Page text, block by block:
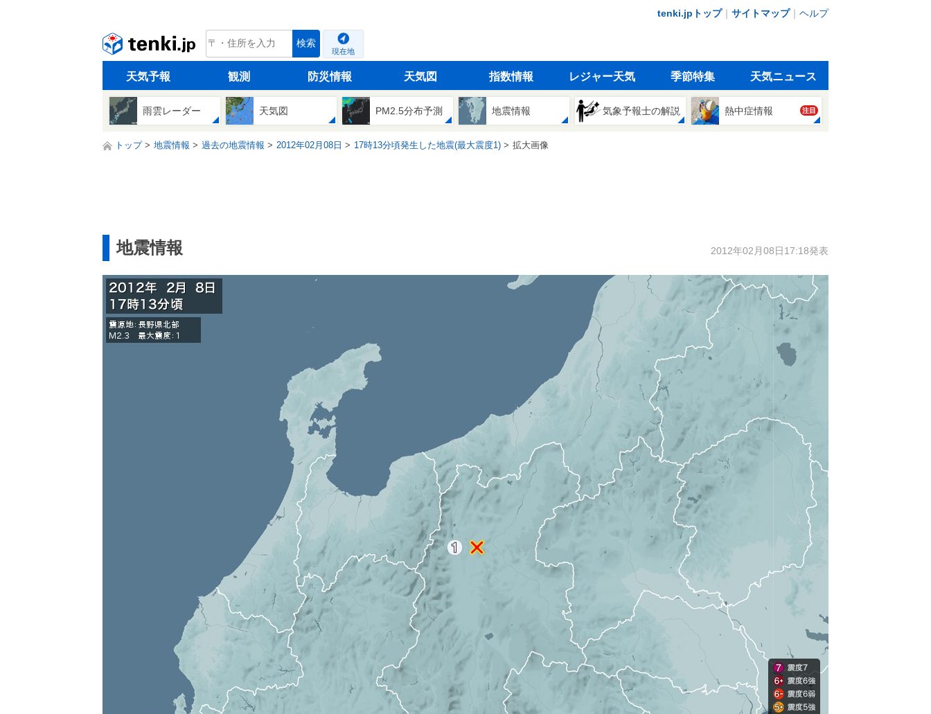
tenki.jpトップ｜ サイトマップ｜ ヘルプ
tenki.jp 検索
現在地
天気予報 観測 防災情報 天気図 指数情報 レジャー天気 季節特集 天気ニュース
雨雲レーダー 天気図 PM2.5分布予測 地震情報 気象予報士の解説 熱中症情報 注目
トップ 地震情報 過去の地震情報 2012年02月08日 17時13分頃発生した地震(最大震度1) 拡大画像
地震情報 2012年02月08日17:18発表